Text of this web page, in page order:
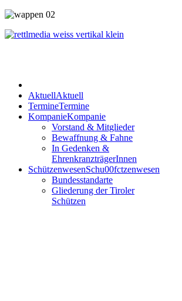
AktuellAktuell
TermineTermine
KompanieKompanie
Vorstand & Mitglieder
Bewaffnung & Fahne
In Gedenken &
EhrenkranzträgerInnen
SchützenwesenSchu00fctzenwesen
Bundesstandarte
Gliederung der Tiroler
Schützen